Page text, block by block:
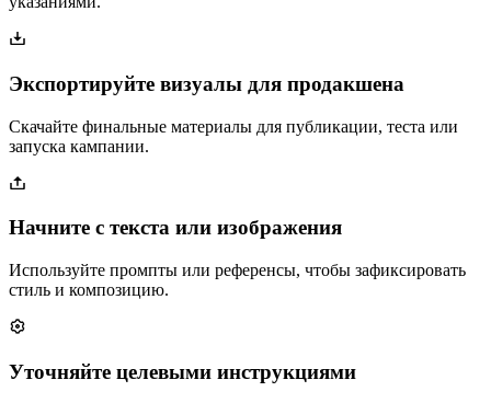
Экспортируйте визуалы для продакшена
Скачайте финальные материалы для публикации, теста или
запуска кампании.
Начните с текста или изображения
Используйте промпты или референсы, чтобы зафиксировать
стиль и композицию.
Уточняйте целевыми инструкциями